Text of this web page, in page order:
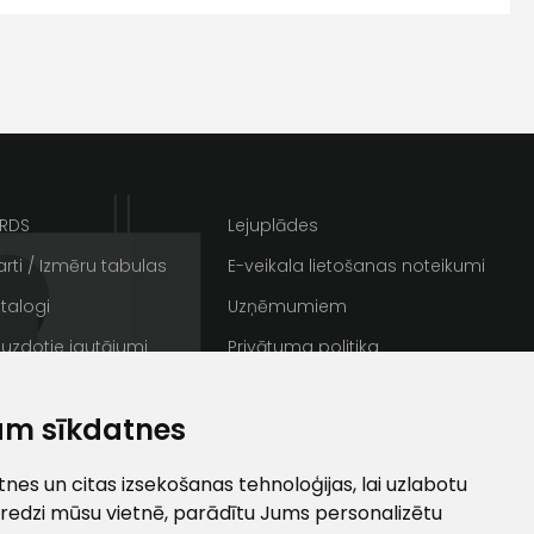
sīkdatnes
un citas izsekošanas tehnoloģijas, lai uzlabotu
mūsu vietnē, parādītu Jums personalizētu
/ Izmēru tabulas
uzdotie jautājumi
Galerija
Lejuplādes
E-veikala lietošanas noteikumi
Uzņēmumiem
Privātuma politika
privātuma politikai